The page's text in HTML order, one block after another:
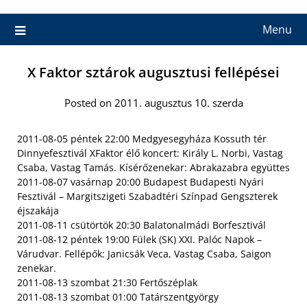
Menu
X Faktor sztárok augusztusi fellépései
Posted on 2011. augusztus 10. szerda
2011-08-05 péntek 22:00 Medgyesegyháza Kossuth tér
Dinnyefesztivál XFaktor élő koncert: Király L. Norbi, Vastag
Csaba, Vastag Tamás. Kísérőzenekar: Abrakazabra együttes
2011-08-07 vasárnap 20:00 Budapest Budapesti Nyári
Fesztivál – Margitszigeti Szabadtéri Színpad Gengszterek
éjszakája
2011-08-11 csütörtök 20:30 Balatonalmádi Borfesztivál
2011-08-12 péntek 19:00 Fülek (SK) XXI. Palóc Napok –
Várudvar. Fellépők: Janicsák Veca, Vastag Csaba, Saigon
zenekar.
2011-08-13 szombat 21:30 Fertőszéplak
2011-08-13 szombat 01:00 Tatárszentgyörgy